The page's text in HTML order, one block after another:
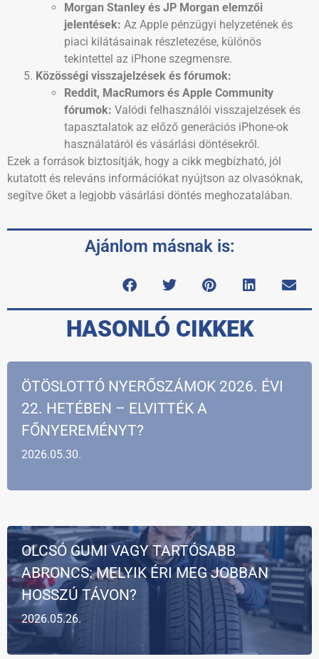
Morgan Stanley és JP Morgan elemzői
jelentések: Az Apple pénzügyi helyzetének és
piaci kilátásainak részletezése, különös
tekintettel az iPhone szegmensre.
Közösségi visszajelzések és fórumok:
Reddit, MacRumors és Apple Community
fórumok: Valódi felhasználói visszajelzések és
tapasztalatok az előző generációs iPhone-ok
használatáról és vásárlási döntésekről.
Ezek a források biztosítják, hogy a cikk megbízható, jól
kutatott és releváns információkat nyújtson az olvasóknak,
segítve őket a legjobb vásárlási döntés meghozatalában.
Ajánlom másnak is:
HASONLÓ CIKKEK
2026.05.30.
ÖTÖSLOTTÓ NYERŐSZÁMOK 2026. ÉVI
22. HETÉBEN – ELVITTÉK A
FŐNYEREMÉNYT?
2026.05.26.
OLCSÓ GUMI VAGY TARTÓSABB
ABRONCS: MELYIK ÉRI MEG JOBBAN
HOSSZÚ TÁVON?